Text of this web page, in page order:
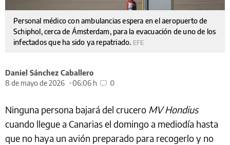
Personal médico con ambulancias espera en el aeropuerto de
Schiphol, cerca de Ámsterdam, para la evacuación de uno de los
infectados que ha sido ya repatriado. EFE
Daniel Sánchez Caballero
8 de mayo de 2026
06:06 h 0
Ninguna persona bajará del crucero MV Hondius
cuando llegue a Canarias el domingo a mediodía hasta
que no haya un avión preparado para recogerlo y no